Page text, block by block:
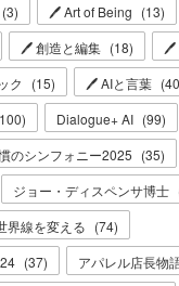
(3) 🖊 Art of Being (13)
🖊 創造と編集 (18) 🖊
ク
(15) 🖊 AIと言葉 (
100) Dialogue+ AI (99)
のシンフォニー2025 (35)
ジョー・ディスペンサ博士
界線を変える (74)
(37) アパレル店長物